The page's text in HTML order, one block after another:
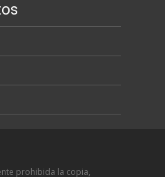
la copia,